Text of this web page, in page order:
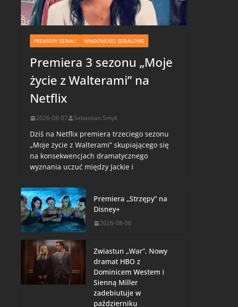
PREMIERY SERIALI WIADOMOŚCI SERIALOWE
Premiera 3 sezonu „Moje
życie z Walterami” na
Netflix
2026-08-07 Sebastian Smyk
Dziś na Netflix premiera trzeciego sezonu
„Moje życie z Walterami” skupiającego się
na konsekwencjach dramatycznego
wyznania uczuć między Jackie i
Premiera „Strzępy” na
Disney+
2026-08-06
Zwiastun „War”. Nowy
dramat HBO z
Dominicem Westem i
Sienną Miller
zadebiutuje w
październiku